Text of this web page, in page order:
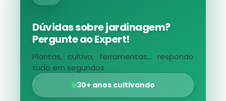
Dúvidas sobre jardinagem?
Pergunte ao Expert!
Plantas, cultivo, ferramentas... respondo
tudo em segundos
30+ anos cultivando